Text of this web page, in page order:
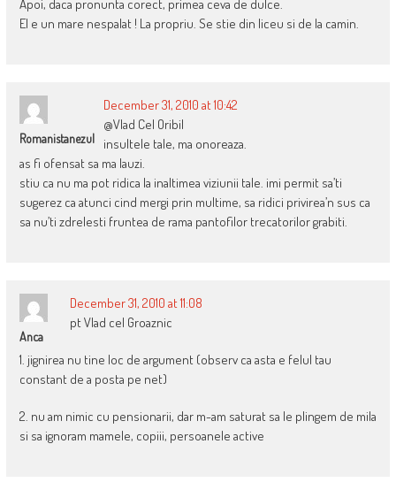
Apoi, daca pronunta corect, primea ceva de dulce.
El e un mare nespalat ! La propriu. Se stie din liceu si de la camin.
Romanistanezul
December 31, 2010 at 10:42
@Vlad Cel Oribil
insultele tale, ma onoreaza.
as fi ofensat sa ma lauzi.
stiu ca nu ma pot ridica la inaltimea viziunii tale. imi permit sa’ti
sugerez ca atunci cind mergi prin multime, sa ridici privirea’n sus ca
sa nu’ti zdrelesti fruntea de rama pantofilor trecatorilor grabiti.
Anca
December 31, 2010 at 11:08
pt Vlad cel Groaznic
1. jignirea nu tine loc de argument (observ ca asta e felul tau
constant de a posta pe net)
2. nu am nimic cu pensionarii, dar m-am saturat sa le plingem de mila
si sa ignoram mamele, copiii, persoanele active